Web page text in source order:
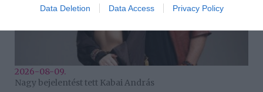
Data Deletion Data Access Privacy Policy
2026-08-09.
Nagy bejelentést tett Kabai András